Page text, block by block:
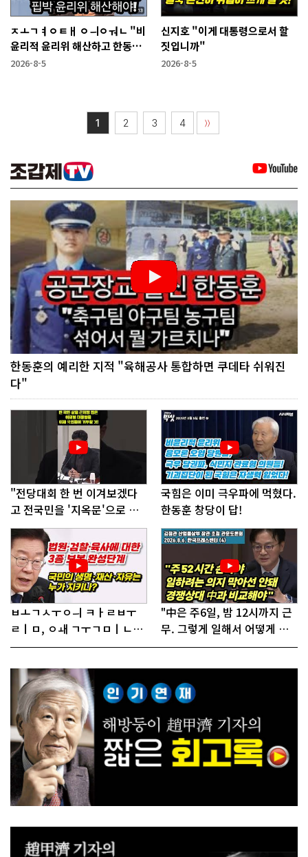
ㅈㅗㄱㅕㅇㅌㅐ ㅇㅢㅇㅝㄴ "비
윤리적 윤리위 해산하고 한동훈
복당 시켜야"
2026-8-5
신지호 "이게 대통령으로서 할
짓입니까"
2026-8-5
1 2 3 4 〉〉
한동훈의 예리한 지적 "육해공사 통합하면 쿠데타 쉬워진
다"
"전당대회 한 번 이겨보겠다
고 전국민을 '지옥문'으로 밀
어!"
국힘은 이미 극우파에 먹혔다.
한동훈 창당이 답!
ㅂㅗㄱㅅㅜㅇㅢ ㅋㅏㄹㅂㅜ
ㄹㅣㅁ, ㅇㅙ ㄱㅜㄱㅁㅣㄴㄷ
ㅡㄹㅇㅣ ㄷㅏㅇㅎㅐㅇㅑ ㅎ
"中은 주6일, 밤 12시까지 근
무. 그렇게 일해서 어떻게 경
쟁하냐 반문하더라"